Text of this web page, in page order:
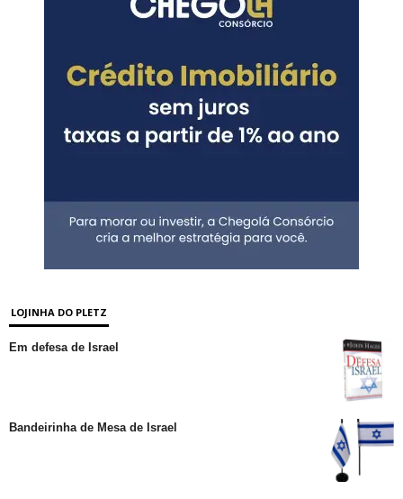
LOJINHA DO PLETZ
Em defesa de Israel
Bandeirinha de Mesa de Israel